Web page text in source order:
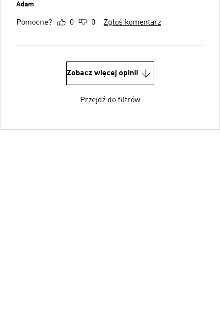
Adam
Pomocne? 0 0 Zgłoś komentarz
Zobacz więcej opinii
Przejdź do filtrów